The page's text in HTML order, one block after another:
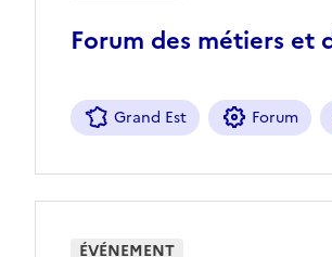
Forum des métiers et
Grand Est Forum
ÉVÉNEMENT